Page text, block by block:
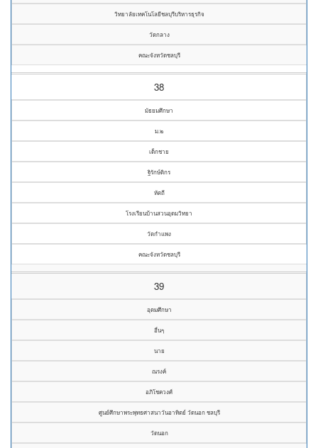
วิทยาลัยเทคโนโลยีชลบุรีบริหารธุรกิจ
วัดกลาง
คณะจังหวัดชลบุรี
38
มัธยมศึกษา
ม.๒
เด็กชาย
ฐิรักษ์ติกร
หัตถี
โรงเรียนบ้านสวนอุดมวิทยา
วัดกำแพง
คณะจังหวัดชลบุรี
39
อุดมศึกษา
อื่นๆ
นาย
ณรงค์
อภิโชควงศ์
ศูนย์ศึกษาพระพุทธศาสนาวันอาทิตย์ วัดนอก ชลบุรี
วัดนอก